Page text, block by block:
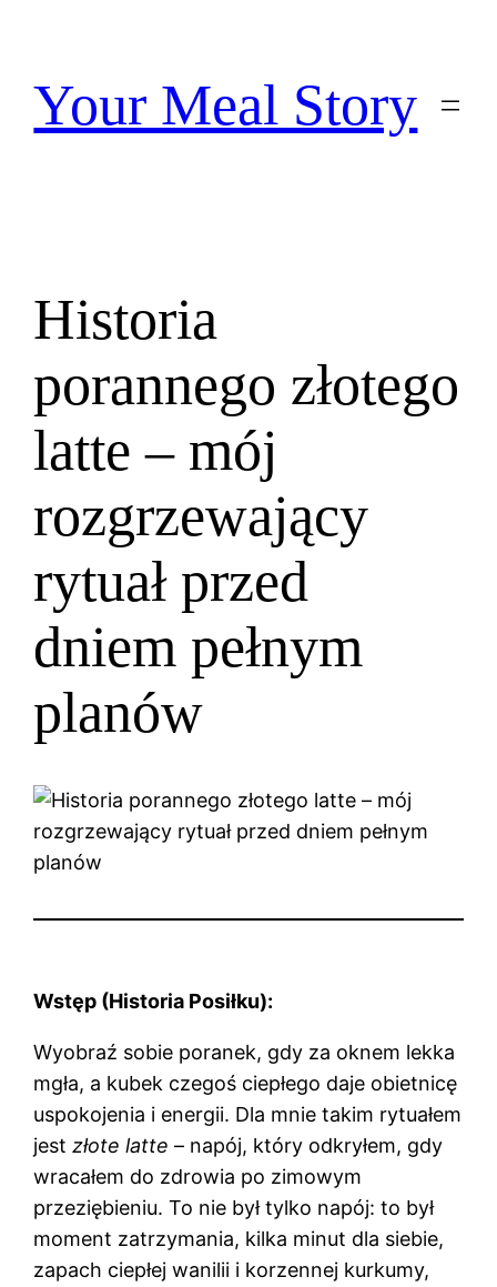
treściYour Meal Story
Historia
porannego złotego
latte – mój
rozgrzewający
rytuał przed
dniem pełnym
planów
Wstęp (Historia Posiłku):
Wyobraź sobie poranek, gdy za oknem lekka
mgła, a kubek czegoś ciepłego daje obietnicę
uspokojenia i energii. Dla mnie takim rytuałem
jestzłote latte – napój, który odkryłem, gdy
wracałem do zdrowia po zimowym
przeziębieniu. To nie był tylko napój: to był
moment zatrzymania, kilka minut dla siebie,
zapach ciepłej wanilii i korzennej kurkumy,